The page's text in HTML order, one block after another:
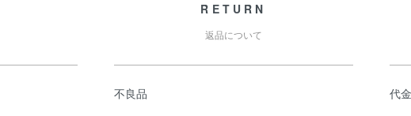
RETURN
返品について
不良品
代